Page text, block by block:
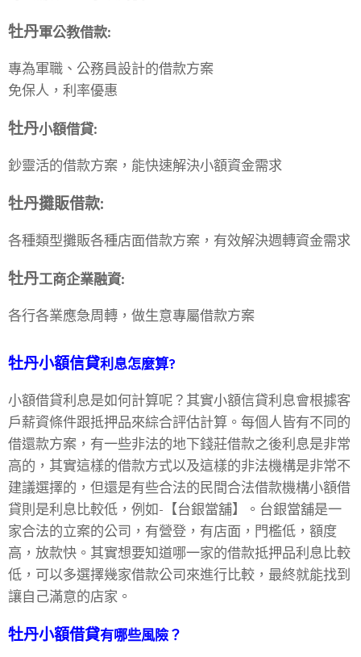
牡丹軍公教借款:
專為軍職、公務員設計的借款方案
免保人，利率優惠
牡丹小額借貸:
鈔靈活的借款方案，能快速解決小額資金需求
牡丹攤販借款:
各種類型攤販各種店面借款方案，有效解決週轉資金需求
牡丹工商企業融資:
各行各業應急周轉，做生意專屬借款方案
牡丹小額信貸利息怎麼算?
小額借貸利息是如何計算呢？其實小額信貸利息會根據客
戶薪資條件跟抵押品來綜合評估計算。每個人皆有不同的
借還款方案，有一些非法的地下錢莊借款之後利息是非常
高的，其實這樣的借款方式以及這樣的非法機構是非常不
建議選擇的，但還是有些合法的民間合法借款機構小額借
貸則是利息比較低，例如-【台銀當舖】。台銀當舖是一
家合法的立案的公司，有營登，有店面，門檻低，額度
高，放款快。其實想要知道哪一家的借款抵押品利息比較
低，可以多選擇幾家借款公司來進行比較，最終就能找到
讓自己滿意的店家。
牡丹小額借貸有哪些風險？